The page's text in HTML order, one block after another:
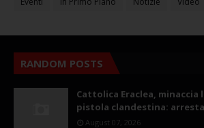
RANDOM POSTS
Cattolica Eraclea, minaccia
pistola clandestina:
August 07, 2026